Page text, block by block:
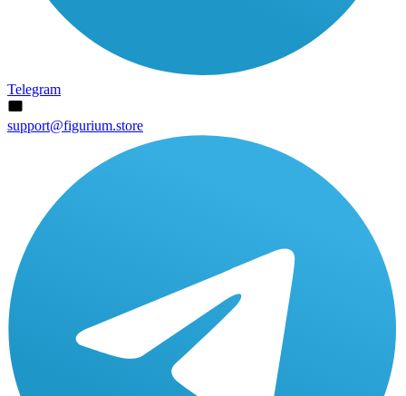
Telegram
support@figurium.store